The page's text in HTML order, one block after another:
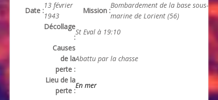
Date :
13 février
1943
Mission :
Bombardement de la base sous-
marine de Lorient (56)
Décollage
:
St Eval à 19:10
Causes
de la
perte :
Abattu par la chasse
Lieu de la
perte :
En mer